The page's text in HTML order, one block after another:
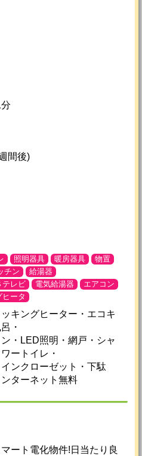
間後)
照明器具 暖房器具
物置
チン
給湯器
テレビ 電気給湯器
エアコン
ヒータ
キングヒーター・エコキ
・
・LED照明・網戸・シャ
ートイレ・
ンクローゼット・下駄
ターネット無料
ート電化物件!日当たり良